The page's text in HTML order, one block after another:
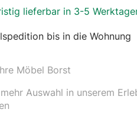
lieferbar in 3-5
bis in die Wohnung
Möbel Borst
Auswahl in unserem